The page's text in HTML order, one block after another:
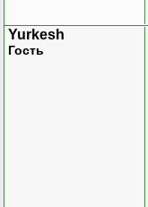
Yurkesh
Гость